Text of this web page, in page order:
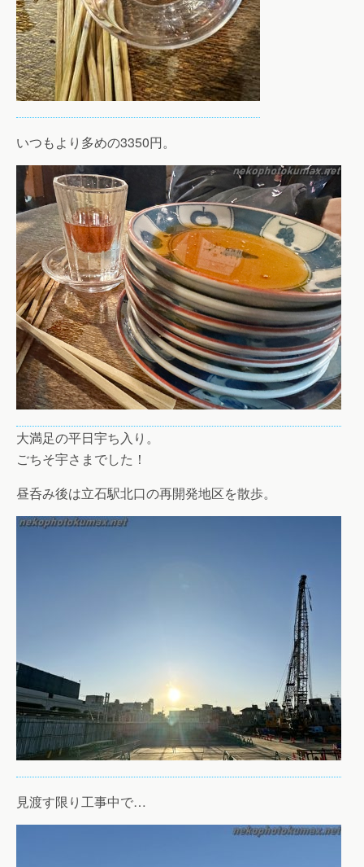
いつもより多めの3350円。
大満足の平日宇ち入り。
ごちそ宇さまでした！
昼呑み後は立石駅北口の再開発地区を散歩。
見渡す限り工事中で…